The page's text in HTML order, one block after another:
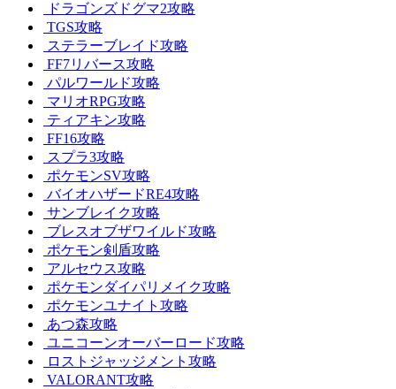
ドラゴンズドグマ2攻略
TGS攻略
ステラーブレイド攻略
FF7リバース攻略
パルワールド攻略
マリオRPG攻略
ティアキン攻略
FF16攻略
スプラ3攻略
ポケモンSV攻略
バイオハザードRE4攻略
サンブレイク攻略
ブレスオブザワイルド攻略
ポケモン剣盾攻略
アルセウス攻略
ポケモンダイパリメイク攻略
ポケモンユナイト攻略
あつ森攻略
ユニコーンオーバーロード攻略
ロストジャッジメント攻略
VALORANT攻略